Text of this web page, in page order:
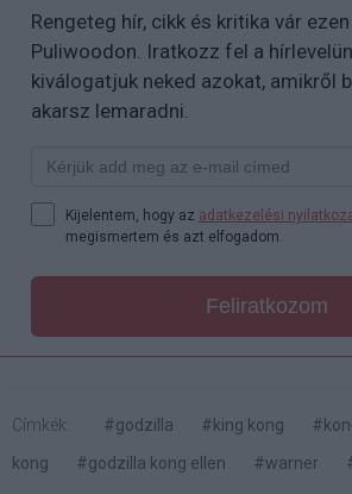
Rengeteg hír, cikk és kritika vár
Puliwoodon. Iratkozz fel a
kiválogatjuk neked azokat, amikről
akarsz lemaradni.
Kijelentem, hogy az adatkezelési
megismertem és azt elfogadom.
Feliratkozom
Címkék: #godzilla #king kong
kong
#godzilla kong ellen #warner